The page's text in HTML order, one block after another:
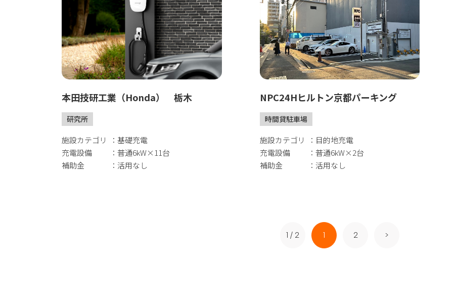
本田技研工業（Honda） 栃木
研究所
施設カテゴリ
基礎充電
充電設備
普通6kW×11台
補助金
活用なし
NPC24Hヒルトン京都パーキング
時間貸駐車場
施設カテゴリ
目的地充電
充電設備
普通6kW×2台
補助金
活用なし
1 / 2 1 2 >